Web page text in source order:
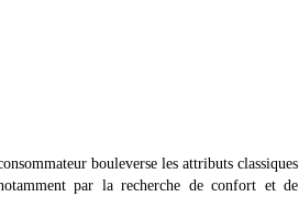
bouleverse les attributs classiques
par la recherche de confort et de